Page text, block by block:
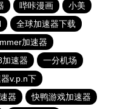
哔咔漫画
小美
全球加速器下载
加速器
加速器
一分机场
v.p.n下
器 快鸭游戏加速器